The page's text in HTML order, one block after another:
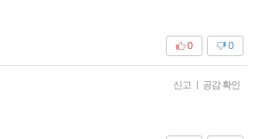
0
0
신고 | 공감 확인